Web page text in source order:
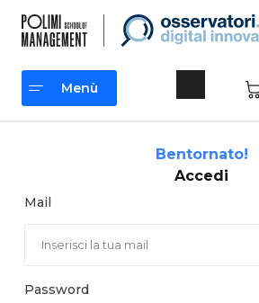
contenuto
Menù
Bentornato!
Accedi
Mail
Password